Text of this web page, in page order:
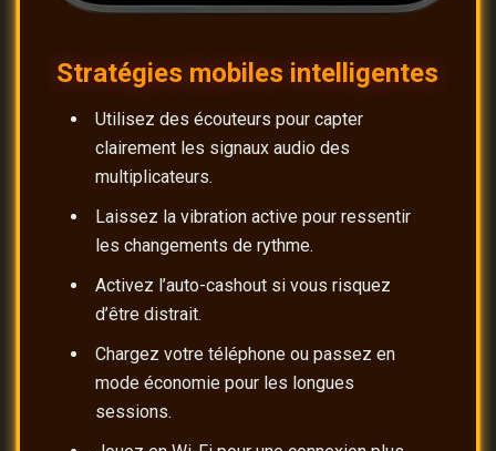
Stratégies mobiles intelligentes
Utilisez des écouteurs pour capter
clairement les signaux audio des
multiplicateurs.
Laissez la vibration active pour ressentir
les changements de rythme.
Activez l’auto-cashout si vous risquez
d’être distrait.
Chargez votre téléphone ou passez en
mode économie pour les longues
sessions.